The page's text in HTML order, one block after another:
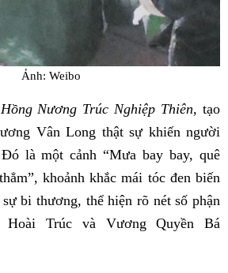
Ảnh: Weibo
Nương Trúc Nghiệp Thiên, tạo
Vân Long thật sự khiến người
là một cảnh “Mưa bay bay, quê
khoảnh khắc mái tóc đen biến
bi thương, thể hiện rõ nét số phận
Hoài Trúc và Vương Quyền Bá